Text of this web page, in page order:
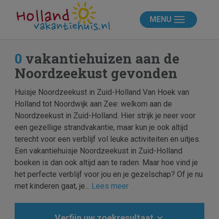
MENU
0 vakantiehuizen aan de
Noordzeekust gevonden
Huisje Noordzeekust in Zuid-Holland Van Hoek van
Holland tot Noordwijk aan Zee: welkom aan de
Noordzeekust in Zuid-Holland. Hier strijk je neer voor
een gezellige strandvakantie, maar kun je ook altijd
terecht voor een verblijf vol leuke activiteiten en uitjes.
Een vakantiehuisje Noordzeekust in Zuid-Holland
boeken is dan ook altijd aan te raden. Maar hoe vind je
het perfecte verblijf voor jou en je gezelschap? Of je nu
met kinderen gaat, je... Lees meer